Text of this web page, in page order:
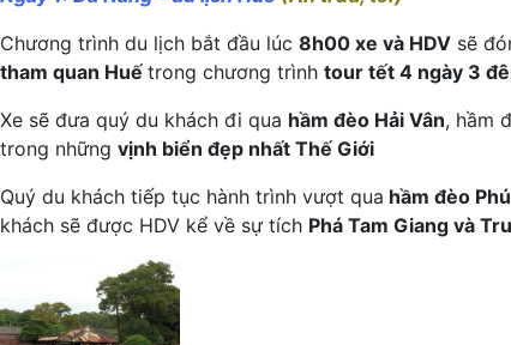
Chương trình du lịch bắt đầu lúc 8h00 xe và HDV sẽ
tham quan Huế trong chương trình tour tết 4 ngày 3
Xe sẽ đưa quý du khách đi qua hầm đèo Hải Vân, hầm
trong những vịnh biển đẹp nhất Thế Giới
Quý du khách tiếp tục hành trình vượt qua hầm đèo
khách sẽ được HDV kể về sự tích Phá Tam Giang và